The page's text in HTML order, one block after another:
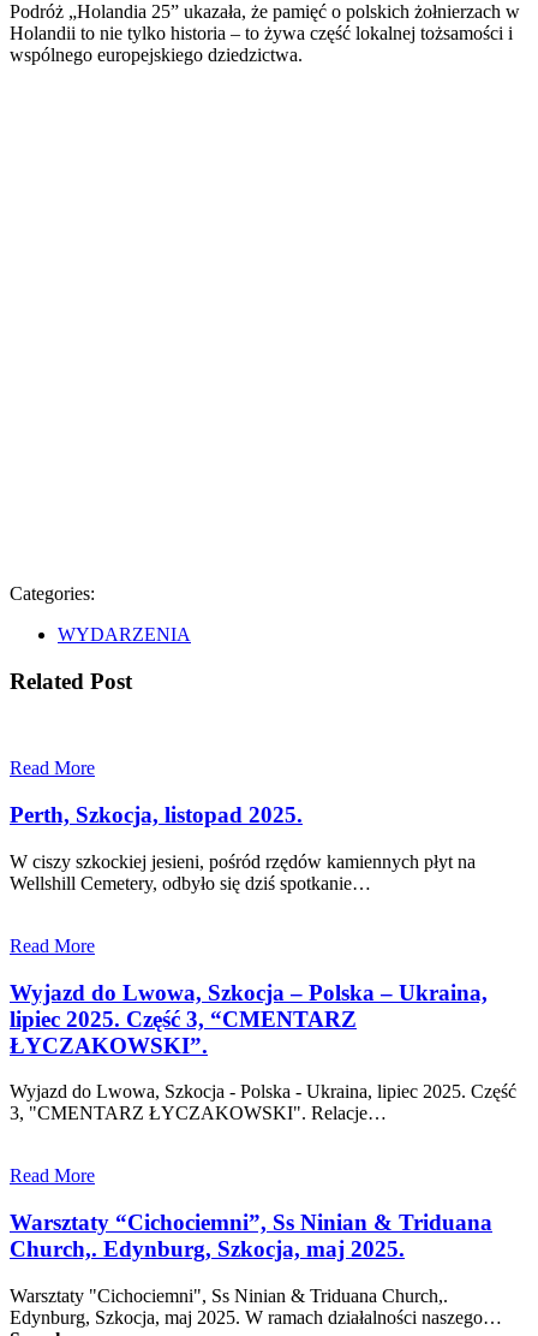
Podróż „Holandia 25” ukazała, że pamięć o polskich żołnierzach w
Holandii to nie tylko historia – to żywa część lokalnej tożsamości i
wspólnego europejskiego dziedzictwa.
Categories:
WYDARZENIA
Related Post
Read More
Perth, Szkocja, listopad 2025.
W ciszy szkockiej jesieni, pośród rzędów kamiennych płyt na
Wellshill Cemetery, odbyło się dziś spotkanie…
Read More
Wyjazd do Lwowa, Szkocja – Polska – Ukraina,
lipiec 2025. Część 3, “CMENTARZ
ŁYCZAKOWSKI”.
Wyjazd do Lwowa, Szkocja - Polska - Ukraina, lipiec 2025. Część
3, "CMENTARZ ŁYCZAKOWSKI". Relacje…
Read More
Warsztaty “Cichociemni”, Ss Ninian & Triduana
Church,. Edynburg, Szkocja, maj 2025.
Warsztaty "Cichociemni", Ss Ninian & Triduana Church,.
Edynburg, Szkocja, maj 2025. W ramach działalności naszego…